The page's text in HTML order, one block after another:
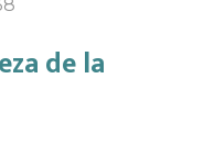
de la